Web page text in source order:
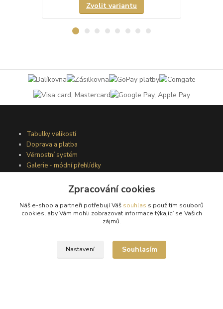
Zvolit variantu
Tabulky velikostí
Doprava a platba
Věrnostní systém
Galerie - módní přehlídky
Podmínky užití webového rozhraní
Obchodní podmínky
Zpracování cookies
Náš e-shop a partneři potřebují Váš souhlas s použitím souborů
cookies, aby Vám mohli zobrazovat informace týkající se Vašich
zájmů.
Nastavení Souhlasím